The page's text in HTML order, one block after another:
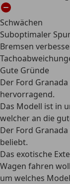
Schwächen
Suboptimaler
Bremsen
Gute Gründe
Der Ford
hervorragend.
Das Modell ist in
welcher an die
Der Ford
beliebt.
Das exotische
Wagen fahren
um welches